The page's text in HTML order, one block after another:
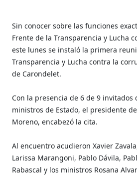
Sin conocer sobre las funciones
Frente de la Transparencia y Lucha
este lunes se instaló la primera
Transparencia y Lucha contra la
de Carondelet.
Con la presencia de 6 de 9 invitados
ministros de Estado, el presidente
Moreno, encabezó la cita.
Al encuentro acudieron Xavier
Larissa Marangoni, Pablo Dávila,
Rabascal y los ministros Rosana